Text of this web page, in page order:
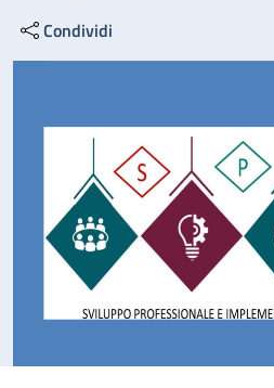
Condividi